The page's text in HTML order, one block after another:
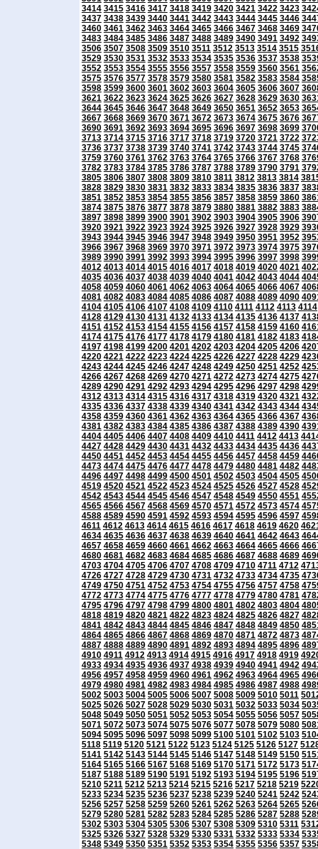
3414 3415 3416 3417 3418 3419 3420 3421 3422 3423
3437 3438 3439 3440 3441 3442 3443 3444 3445 3446
3460 3461 3462 3463 3464 3465 3466 3467 3468 3469
3483 3484 3485 3486 3487 3488 3489 3490 3491 3492
3506 3507 3508 3509 3510 3511 3512 3513 3514 3515
3529 3530 3531 3532 3533 3534 3535 3536 3537 3538
3552 3553 3554 3555 3556 3557 3558 3559 3560 3561
3575 3576 3577 3578 3579 3580 3581 3582 3583 3584
3598 3599 3600 3601 3602 3603 3604 3605 3606 3607
3621 3622 3623 3624 3625 3626 3627 3628 3629 3630
3644 3645 3646 3647 3648 3649 3650 3651 3652 3653
3667 3668 3669 3670 3671 3672 3673 3674 3675 3676
3690 3691 3692 3693 3694 3695 3696 3697 3698 3699
3713 3714 3715 3716 3717 3718 3719 3720 3721 3722
3736 3737 3738 3739 3740 3741 3742 3743 3744 3745
3759 3760 3761 3762 3763 3764 3765 3766 3767 3768
3782 3783 3784 3785 3786 3787 3788 3789 3790 3791
3805 3806 3807 3808 3809 3810 3811 3812 3813 3814
3828 3829 3830 3831 3832 3833 3834 3835 3836 3837
3851 3852 3853 3854 3855 3856 3857 3858 3859 3860
3874 3875 3876 3877 3878 3879 3880 3881 3882 3883
3897 3898 3899 3900 3901 3902 3903 3904 3905 3906
3920 3921 3922 3923 3924 3925 3926 3927 3928 3929
3943 3944 3945 3946 3947 3948 3949 3950 3951 3952
3966 3967 3968 3969 3970 3971 3972 3973 3974 3975
3989 3990 3991 3992 3993 3994 3995 3996 3997 3998
4012 4013 4014 4015 4016 4017 4018 4019 4020 4021
4035 4036 4037 4038 4039 4040 4041 4042 4043 4044
4058 4059 4060 4061 4062 4063 4064 4065 4066 4067
4081 4082 4083 4084 4085 4086 4087 4088 4089 4090
4104 4105 4106 4107 4108 4109 4110 4111 4112 4113 4114
4128 4129 4130 4131 4132 4133 4134 4135 4136 4137
4151 4152 4153 4154 4155 4156 4157 4158 4159 4160
4174 4175 4176 4177 4178 4179 4180 4181 4182 4183
4197 4198 4199 4200 4201 4202 4203 4204 4205 4206
4220 4221 4222 4223 4224 4225 4226 4227 4228 4229
4243 4244 4245 4246 4247 4248 4249 4250 4251 4252
4266 4267 4268 4269 4270 4271 4272 4273 4274 4275
4289 4290 4291 4292 4293 4294 4295 4296 4297 4298
4312 4313 4314 4315 4316 4317 4318 4319 4320 4321
4335 4336 4337 4338 4339 4340 4341 4342 4343 4344
4358 4359 4360 4361 4362 4363 4364 4365 4366 4367
4381 4382 4383 4384 4385 4386 4387 4388 4389 4390
4404 4405 4406 4407 4408 4409 4410 4411 4412 4413
4427 4428 4429 4430 4431 4432 4433 4434 4435 4436
4450 4451 4452 4453 4454 4455 4456 4457 4458 4459
4473 4474 4475 4476 4477 4478 4479 4480 4481 4482
4496 4497 4498 4499 4500 4501 4502 4503 4504 4505
4519 4520 4521 4522 4523 4524 4525 4526 4527 4528
4542 4543 4544 4545 4546 4547 4548 4549 4550 4551
4565 4566 4567 4568 4569 4570 4571 4572 4573 4574
4588 4589 4590 4591 4592 4593 4594 4595 4596 4597
4611 4612 4613 4614 4615 4616 4617 4618 4619 4620
4634 4635 4636 4637 4638 4639 4640 4641 4642 4643
4657 4658 4659 4660 4661 4662 4663 4664 4665 4666
4680 4681 4682 4683 4684 4685 4686 4687 4688 4689
4703 4704 4705 4706 4707 4708 4709 4710 4711 4712
4726 4727 4728 4729 4730 4731 4732 4733 4734 4735
4749 4750 4751 4752 4753 4754 4755 4756 4757 4758
4772 4773 4774 4775 4776 4777 4778 4779 4780 4781
4795 4796 4797 4798 4799 4800 4801 4802 4803 4804
4818 4819 4820 4821 4822 4823 4824 4825 4826 4827
4841 4842 4843 4844 4845 4846 4847 4848 4849 4850
4864 4865 4866 4867 4868 4869 4870 4871 4872 4873
4887 4888 4889 4890 4891 4892 4893 4894 4895 4896
4910 4911 4912 4913 4914 4915 4916 4917 4918 4919
4933 4934 4935 4936 4937 4938 4939 4940 4941 4942
4956 4957 4958 4959 4960 4961 4962 4963 4964 4965
4979 4980 4981 4982 4983 4984 4985 4986 4987 4988
5002 5003 5004 5005 5006 5007 5008 5009 5010 5011
5025 5026 5027 5028 5029 5030 5031 5032 5033 5034
5048 5049 5050 5051 5052 5053 5054 5055 5056 5057
5071 5072 5073 5074 5075 5076 5077 5078 5079 5080
5094 5095 5096 5097 5098 5099 5100 5101 5102 5103
5118 5119 5120 5121 5122 5123 5124 5125 5126 5127
5141 5142 5143 5144 5145 5146 5147 5148 5149 5150
5164 5165 5166 5167 5168 5169 5170 5171 5172 5173
5187 5188 5189 5190 5191 5192 5193 5194 5195 5196
5210 5211 5212 5213 5214 5215 5216 5217 5218 5219
5233 5234 5235 5236 5237 5238 5239 5240 5241 5242
5256 5257 5258 5259 5260 5261 5262 5263 5264 5265
5279 5280 5281 5282 5283 5284 5285 5286 5287 5288
5302 5303 5304 5305 5306 5307 5308 5309 5310 5311
5325 5326 5327 5328 5329 5330 5331 5332 5333 5334
5348 5349 5350 5351 5352 5353 5354 5355 5356 5357